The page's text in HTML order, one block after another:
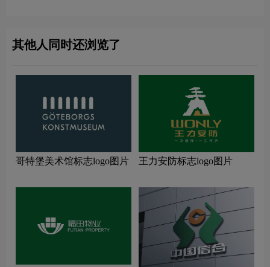
其他人同时还浏览了
哥特堡美术馆标志logo图片 王力安防标志logo图片